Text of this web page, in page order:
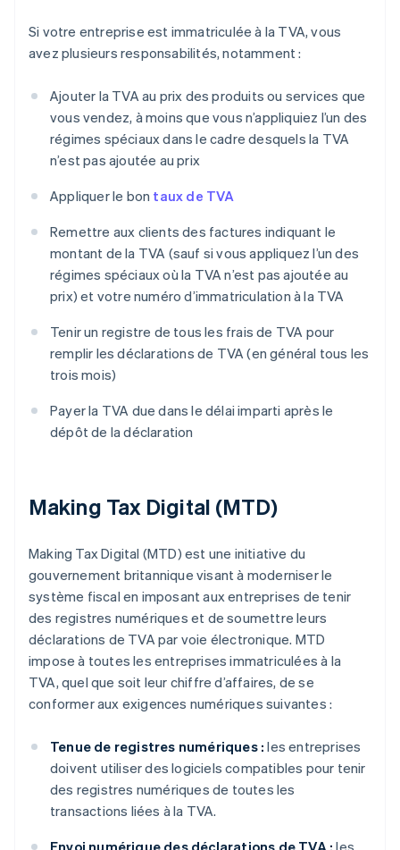
Si votre entreprise est immatriculée à la TVA, vous
avez plusieurs responsabilités, notamment :
Ajouter la TVA au prix des produits ou services que
vous vendez, à moins que vous n’appliquiez l’un des
régimes spéciaux dans le cadre desquels la TVA
n’est pas ajoutée au prix
Appliquer le bon taux de TVA
Remettre aux clients des factures indiquant le
montant de la TVA (sauf si vous appliquez l’un des
régimes spéciaux où la TVA n’est pas ajoutée au
prix) et votre numéro d’immatriculation à la TVA
Tenir un registre de tous les frais de TVA pour
remplir les déclarations de TVA (en général tous les
trois mois)
Payer la TVA due dans le délai imparti après le
dépôt de la déclaration
Making Tax Digital (MTD)
Making Tax Digital (MTD) est une initiative du
gouvernement britannique visant à moderniser le
système fiscal en imposant aux entreprises de tenir
des registres numériques et de soumettre leurs
déclarations de TVA par voie électronique. MTD
impose à toutes les entreprises immatriculées à la
TVA, quel que soit leur chiffre d’affaires, de se
conformer aux exigences numériques suivantes :
Tenue de registres numériques : les entreprises
doivent utiliser des logiciels compatibles pour tenir
des registres numériques de toutes les
transactions liées à la TVA.